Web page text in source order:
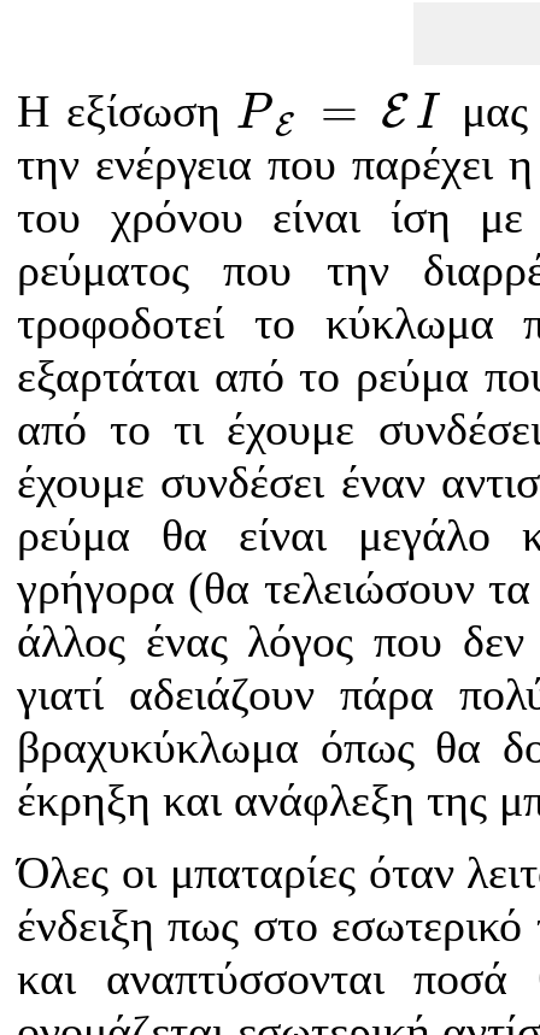
Η εξίσωση P E = E I
PE
την ενέργεια που
του χρόνου είναι ίση
ρεύματος που την
τροφοδοτεί το κύκλωμα
εξαρτάται από το ρεύμα
από το τι έχουμε
έχουμε συνδέσει έναν
ρεύμα θα είναι μεγάλο
γρήγορα (θα τελειώσουν
άλλος ένας λόγος που δεν
γιατί αδειάζουν πάρα
βραχυκύκλωμα όπως θα
έκρηξη και ανάφλεξη της
Όλες οι μπαταρίες όταν
ένδειξη πως στο
και αναπτύσσονται